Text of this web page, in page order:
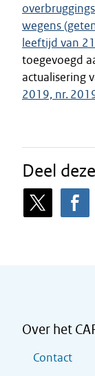
wegens
leeftijd van
toegevoegd
actualisering
2019, nr.
Deel
Over het
Contact